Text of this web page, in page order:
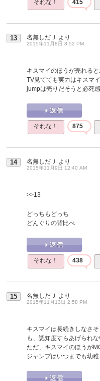
それな！ 415
13 名無しだＪ より
2015年11月8日 8:52 PM
キスマイのほうが売れると
TV見てても実力はキスマ
jumpは売りだそうと必死
それな！ 875
14 名無しだＪ より
2015年11月9日 12:40 AM
>>13
どっちもどっち
どんぐりの背比べ
それな！ 438
15 名無しだＪ より
2015年11月13日 2:58 PM
キスマイは長続きしなさ
も、認知度すらあげられ
ただ、キスマイのほうが
ジャンプはいつまでも幼